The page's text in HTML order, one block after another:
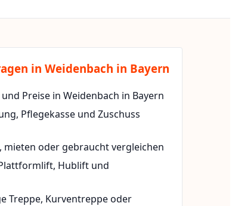
in Weidenbach in Bayern
Preise in Weidenbach in Bayern
Pflegekasse und Zuschuss
mieten oder gebraucht vergleichen
Hublift und
Treppe, Kurventreppe oder